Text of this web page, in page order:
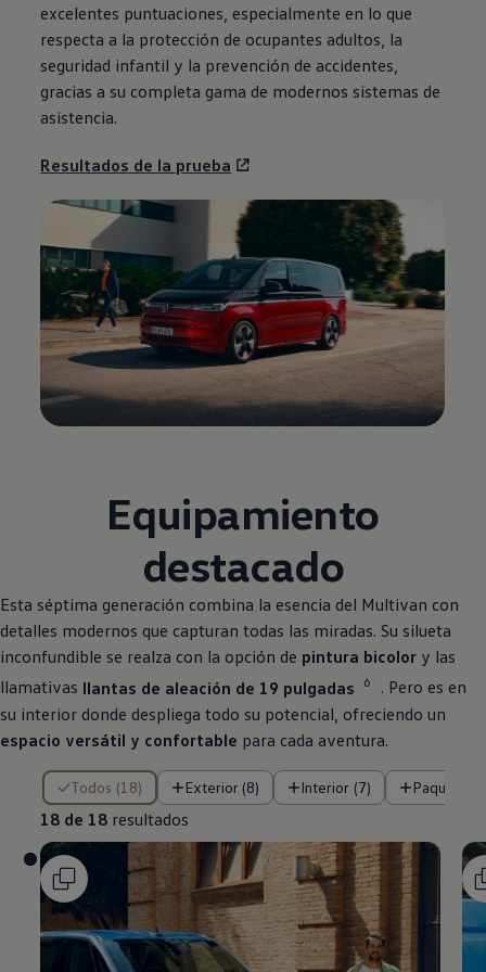
excelentes puntuaciones, especialmente en lo que
respecta a la protección de ocupantes adultos, la
seguridad infantil y la prevención de accidentes,
gracias a su completa gama de modernos sistemas de
asistencia.
Resultados de la prueba
Equipamiento
destacado
Esta séptima generación combina la esencia del Multivan con
detalles modernos que capturan todas las miradas. Su silueta
inconfundible se realza con la opción de pintura bicolor y las
llamativas llantas de aleación de 19 pulgadas 6
. Pero es en
su interior donde despliega todo su potencial, ofreciendo un
espacio versátil y confortable para cada aventura.
Todos (18) Exterior (8) Interior (7) Paquetes
18 de 18 resultados
18 de 18 resultados